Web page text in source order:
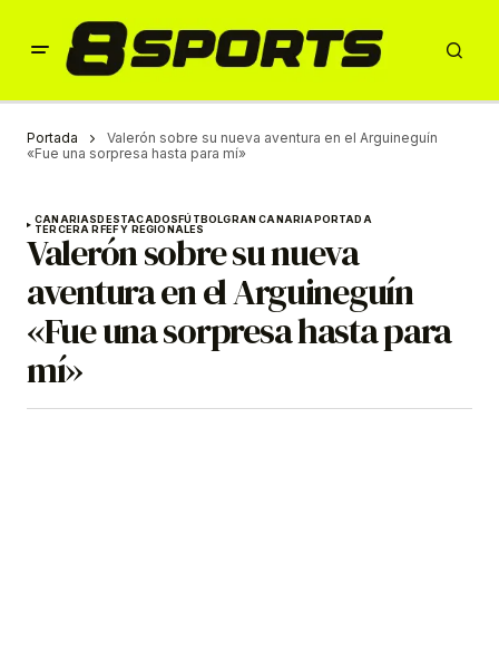
Portada
Valerón sobre su nueva aventura en el Arguineguín
«Fue una sorpresa hasta para mí»
CANARIASDESTACADOSFÚTBOLGRAN CANARIAPORTADA
TERCERA RFEF Y REGIONALES
Valerón sobre su nueva
aventura en el Arguineguín
«Fue una sorpresa hasta para
mí»